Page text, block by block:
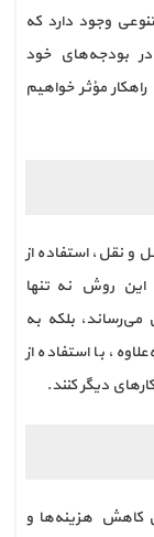
وجود دارد که
بودجه‌های خود
مؤثر خواهیم
نقل، استفاده از
این روش نه تنها
بلکه به
با استفاده از
دیگر کنند.
کاهش هزینه‌ها و